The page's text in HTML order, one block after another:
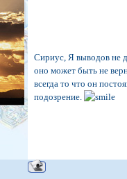
Сириус, Я выводов не
оно может быть не
всегда то что он
подозрение.